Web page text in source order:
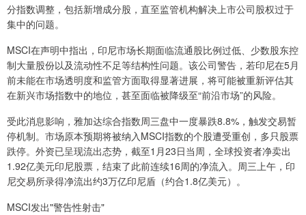
分指数调整，包括新增成分股，直至监管机构解决上市公司股权过于
集中的问题。
MSCI在声明中指出，印尼市场长期面临流通股比例过低、少数股东控
制大量股份以及流动性不足等结构性问题。该公司警告，若印尼在5月
前未能在市场透明度和监管方面取得显著进展，将可能被重新评估其
在新兴市场指数中的地位，甚至面临被降级至“前沿市场”的风险。
受此消息影响，雅加达综合指数周三盘中一度暴跌8.8%，触发交易暂
停机制。市场原本预期将被纳入MSCI指数的个股遭受重创，多只股票
跌停。外资已呈现流出态势，截至1月23日当周，全球投资者净卖出
1.92亿美元印尼股票，结束了此前连续16周的净流入。周三上午，印
尼交易所录得净流出约3万亿印尼盾（约合1.8亿美元）。
MSCI发出"警告性射击"